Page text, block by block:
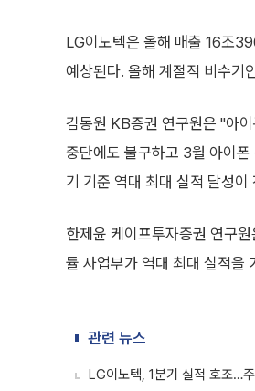
LG이노텍은 올해 매출 16조
예상된다. 올해 계절적 비수기
김동원 KB증권 연구원은 "아
중단에도 불구하고 3월 아이
기 기준 역대 최대 실적 달성
한제윤 케이프투자증권 연구
듈 사업부가 역대 최대 실적을
관련 뉴스
LG이노텍, 1분기 실적 호조…